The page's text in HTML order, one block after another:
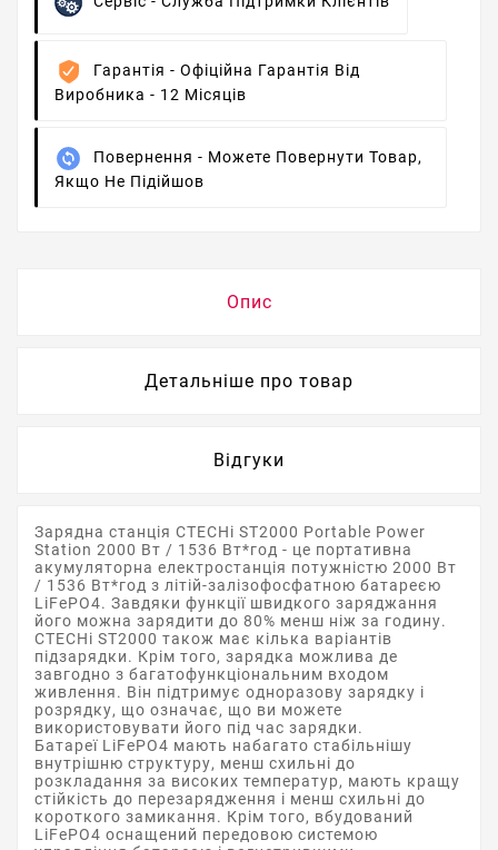
Гарантія - Офіційна Гарантія Від
Виробника - 12 Місяців
Повернення - Можете Повернути Товар,
Якщо Не Підійшов
Опис
Детальніше про товар
Відгуки
Зарядна станція CTECHi ST2000 Portable Power
Station 2000 Вт / 1536 Вт*год - це портативна
акумуляторна електростанція потужністю 2000 Вт
/ 1536 Вт*год з літій-залізофосфатною батареєю
LiFePO4. Завдяки функції швидкого заряджання
його можна зарядити до 80% менш ніж за годину.
CTECHi ST2000 також має кілька варіантів
підзарядки. Крім того, зарядка можлива де
завгодно з багатофункціональним входом
живлення. Він підтримує одноразову зарядку і
розрядку, що означає, що ви можете
використовувати його під час зарядки.
Батареї LiFePO4 мають набагато стабільнішу
внутрішню структуру, менш схильні до
розкладання за високих температур, мають кращу
стійкість до перезарядження і менш схильні до
короткого замикання. Крім того, вбудований
LiFePO4 оснащений передовою системою